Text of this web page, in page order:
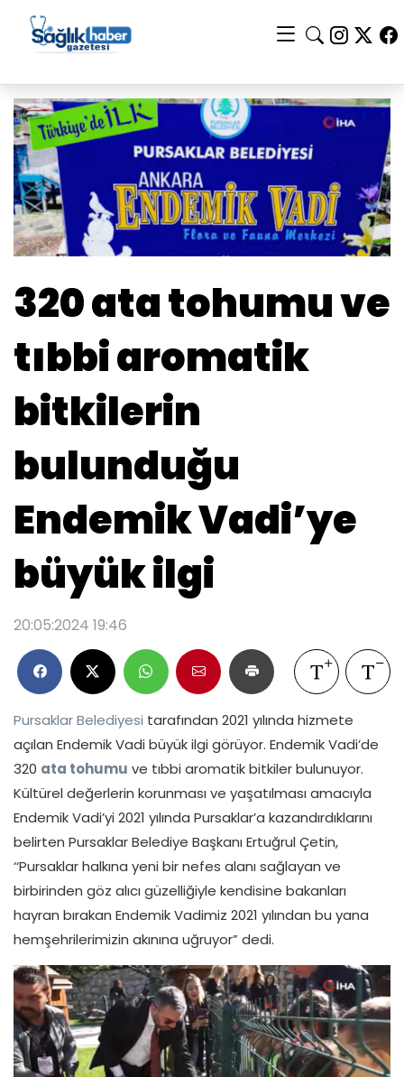
320 ata tohumu ve
tıbbi aromatik
bitkilerin
bulunduğu
Endemik Vadi’ye
büyük ilgi
20:05:2024 19:46
Pursaklar Belediyesi tarafından 2021 yılında hizmete
açılan Endemik Vadi büyük ilgi görüyor. Endemik Vadi’de
320 ata tohumu ve tıbbi aromatik bitkiler bulunuyor.
Kültürel değerlerin korunması ve yaşatılması amacıyla
Endemik Vadi’yi 2021 yılında Pursaklar’a kazandırdıklarını
belirten Pursaklar Belediye Başkanı Ertuğrul Çetin,
‘‘Pursaklar halkına yeni bir nefes alanı sağlayan ve
birbirinden göz alıcı güzelliğiyle kendisine bakanları
hayran bırakan Endemik Vadimiz 2021 yılından bu yana
hemşehrilerimizin akınına uğruyor” dedi.